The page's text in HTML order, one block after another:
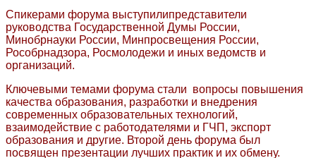
Спикерами форума выступилипредставители
руководства Государственной Думы России,
Минобрнауки России, Минпросвещения России,
Рособрнадзора, Росмолодежи и иных ведомств и
организаций.
Ключевыми темами форума стали вопросы повышения
качества образования, разработки и внедрения
современных образовательных технологий,
взаимодействие с работодателями и ГЧП, экспорт
образования и другие. Второй день форума был
посвящен презентации лучших практик и их обмену.